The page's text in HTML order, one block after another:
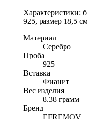
Характеристики:
925, размер 18,5
Материал
Серебро
Проба
925
Вставка
Фианит
Вес изделия
8.38 грамм
Бренд
EFREMOV